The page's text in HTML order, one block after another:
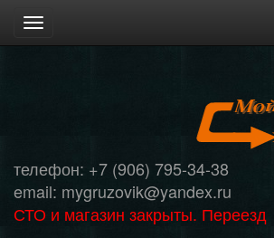
Toggle
navigation
телефон: +7 (906) 795-34-38
email: mygruzovik@yandex.ru
СТО и магазин закрыты. Переезд